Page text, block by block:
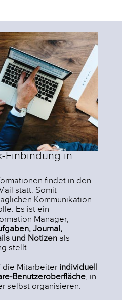
Einbindung in
findet in den
statt. Somit
Kommunikation
Es ist ein
Manager,
Journal,
und Notizenals
stellt.
die Mitarbeiter individuell
Benutzeroberfläche, in
selbst organisieren.